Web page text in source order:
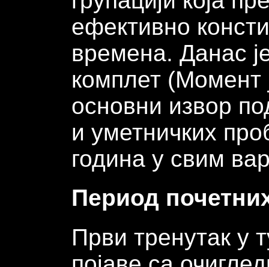
ефективно
времена. Данас
комплет (Момент
основни извор
и уметничких
година у свим
Период
Први тренутак у